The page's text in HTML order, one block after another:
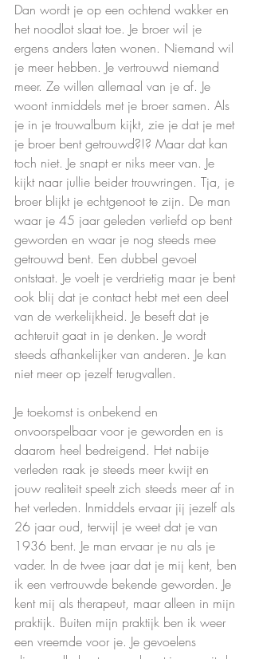
Dan wordt je op een ochtend wakker en
het noodlot slaat toe. Je broer wil je
ergens anders laten wonen. Niemand wil
je meer hebben. Je vertrouwd niemand
meer. Ze willen allemaal van je af. Je
woont inmiddels met je broer samen. Als
je in je trouwalbum kijkt, zie je dat je met
je broer bent getrouwd?!? Maar dat kan
toch niet. Je snapt er niks meer van. Je
kijkt naar jullie beider trouwringen. Tja, je
broer blijkt je echtgenoot te zijn. De man
waar je 45 jaar geleden verliefd op bent
geworden en waar je nog steeds mee
getrouwd bent. Een dubbel gevoel
ontstaat. Je voelt je verdrietig maar je bent
ook blij dat je contact hebt met een deel
van de werkelijkheid. Je beseft dat je
achteruit gaat in je denken. Je wordt
steeds afhankelijker van anderen. Je kan
niet meer op jezelf terugvallen.
Je toekomst is onbekend en
onvoorspelbaar voor je geworden en is
daarom heel bedreigend. Het nabije
verleden raak je steeds meer kwijt en
jouw realiteit speelt zich steeds meer af in
het verleden. Inmiddels ervaar jij jezelf als
26 jaar oud, terwijl je weet dat je van
1936 bent. Je man ervaar je nu als je
vader. In de twee jaar dat je mij kent, ben
ik een vertrouwde bekende geworden. Je
kent mij als therapeut, maar alleen in mijn
praktijk. Buiten mijn praktijk ben ik weer
een vreemde voor je. Je gevoelens